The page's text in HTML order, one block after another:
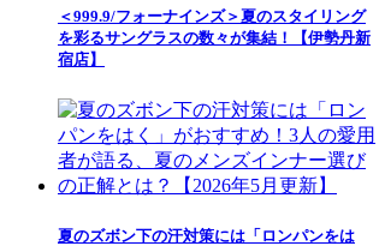
＜999.9/フォーナインズ＞夏のスタイリング
を彩るサングラスの数々が集結！【伊勢丹新
宿店】
夏のズボン下の汗対策には「ロンパンをは